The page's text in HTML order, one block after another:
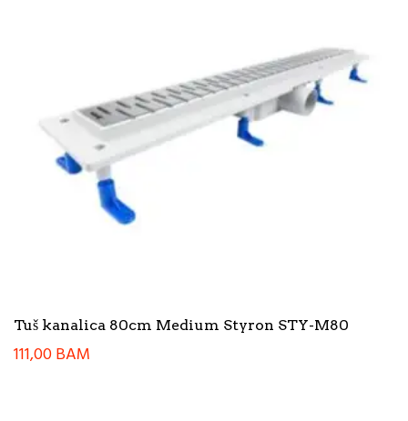
Tuš kanalica 80cm Medium Styron STY-M80
111,00BAM